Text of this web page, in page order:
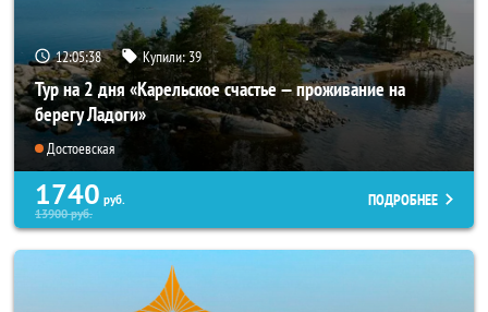
12:05:37 Купили:39
Тур на 2 дня «Карельское счастье — проживание на
берегу Ладоги»
Достоевская
1740 руб.
13900руб.
ПОДРОБНЕЕ